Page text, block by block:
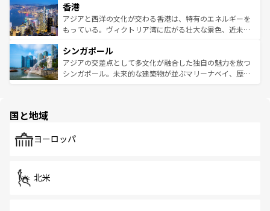
とつ。フォーやバインミー、ベトナムコーヒーなどは、ぜ
ひ現地で味わいたい。どの地域を訪れてもあたたかい人々
が旅行者を迎えてくれるので、きっと忘れられない旅にな
参照してほしい。
の活気が交差している。北部ではチェンマイなどの山岳地
帯で自然と触れ合い、南部ではプーケットやクラビの美し
いビーチでリゾート気分を楽しむことができる。タイ料理
激する。気候は一年中温暖で、どの季節にも異なる楽しみ
が待っている。親しみやすいタイの人々、仏教を中心とし
た文化、そして多様な観光資源が、訪れる旅人を魅了し続
香港
アジアと西洋の文化が交わる香港は、特有のエネルギーを
もっている。ヴィクトリア湾に広がる壮大な景色、近未来
み、どこを訪れても感動するはず。観光スポットが密集し
ており、効率よく見どころを回れるのも魅力。息をのむよ
うな絶景から文化的な体験まで、香港を存分に楽しみ尽く
シンガポール
アジアの交差点として多文化が融合した独自の魅力を放つ
シンガポール。未来的な建築物が並ぶマリーナベイ、歴史
で、ホーカーズは地元の風情を楽しめる外せないスポット
国と地域
ヨーロッパ
北米